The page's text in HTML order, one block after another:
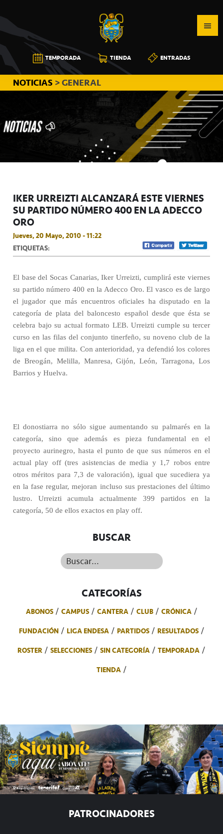
a
la
navegación
principal
al
contenido
principal
a
la
barra
lateral
principal
CB
CANARIAS
TEMPORADA TIENDA ENTRADAS
NOTICIAS > GENERAL
IKER URREIZTI ALCANZARÁ ESTE VIERNES
SU PARTIDO NÚMERO 400 EN LA ADECCO
ORO
Jueves, 20 Mayo, 2010 - 11:22
ETIQUETAS:
El base del Socas Canarias, Iker Urreizti, cumplirá este viernes
su partido número 400 en la Adecco Oro. El vasco es de largo
el jugador que más encuentros oficiales ha disputado en la
categoría de plata del baloncesto español desde que ésta se
celebra bajo su actual formato LEB. Urreizti cumple su tercer
curso en las filas del conjunto tinerfeño, su noveno club de la
liga en el que milita. Con anterioridad, ya defendió los colores
de Breogán, Melilla, Manresa, Gijón, León, Tarragona, Los
Barrios y Huelva.
El donostiarra no sólo sigue aumentando su palmarés en la
categoría, sino que además es pieza fundamental en el
proyecto aurinegro, hasta el punto de que sus números en el
actual play off (tres asistencias de media y 1,7 robos entre
otros méritos para 7,3 de valoración), igual que sucediera ya
en la fase regular, mejoran incluso sus prestaciones del último
lustro. Urreizti acumula actualmente 399 partidos en la
categoría, 50 de ellos exactos en play off.
BUSCAR
Buscar...
CATEGORÍAS
ABONOS CAMPUS CANTERA CLUB
CRÓNICA
FUNDACIÓN
LIGA ENDESA PARTIDOS
RESULTADOS
ROSTER
SELECCIONES SIN CATEGORÍA
TEMPORADA
TIENDA
PATROCINADORES